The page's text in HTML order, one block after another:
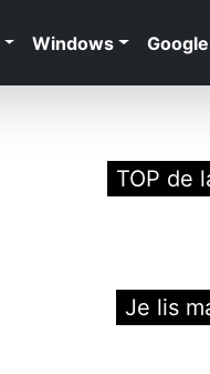
Windows Google
TOP de
Je lis